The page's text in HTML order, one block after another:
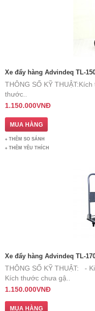
Xe đẩy hàng Advindeq TL-
​THÔNG SỐ KỸ THUẬT:
thước..
1.150.000VNĐ
THÊM SO SÁNH
THÊM YÊU THÍCH
Xe đẩy hàng Advindeq TL-
THÔNG SỐ KỸ THUẬT: -
Kích thước chưa gậ..
1.150.000VNĐ